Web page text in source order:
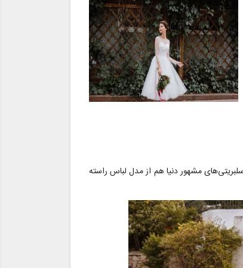
مشهور دنیا هم از مدل لباس راسته